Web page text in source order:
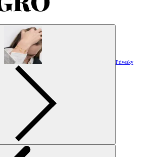
Prívesky